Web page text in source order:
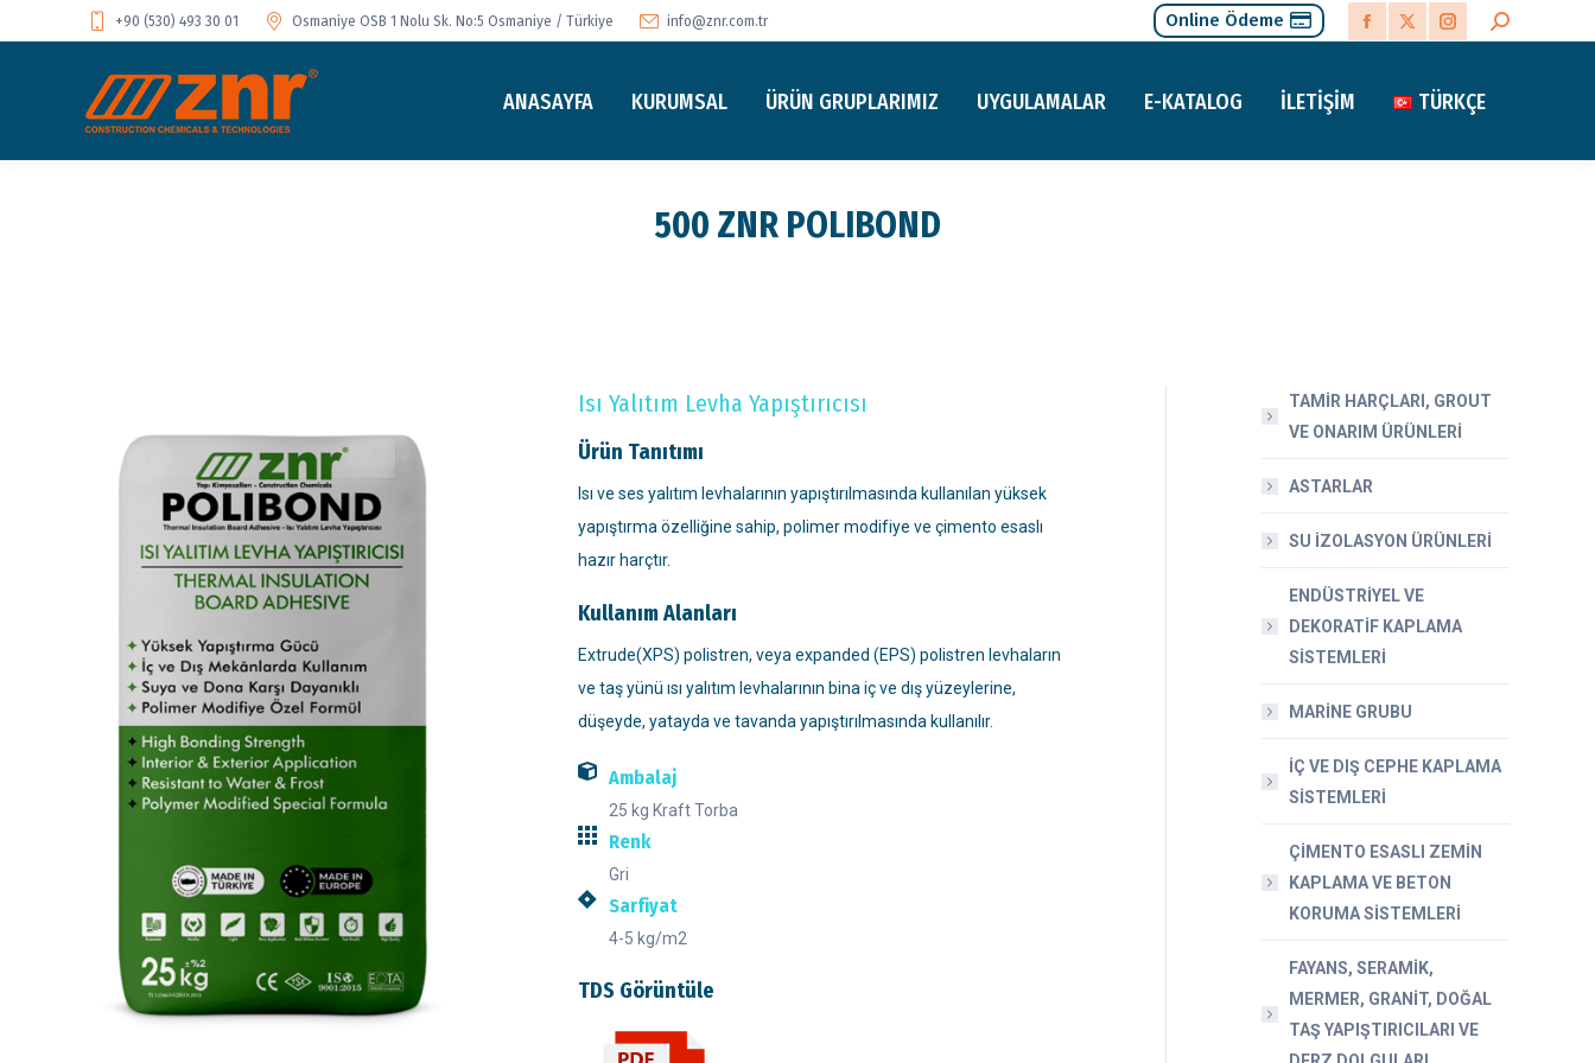
+90 (530) 493 30 01 Osmaniye OSB 1 Nolu Sk. No:5 Osmaniye / Türkiye info@znr.com.tr Online Ödeme
Facebook
opens
X
opens
Instagram
opens
Search:
ANASAYFA KURUMSAL ÜRÜN GRUPLARIMIZ UYGULAMALAR E-KATALOG İLETIŞIM TÜRKÇE
500 ZNR POLIBOND
Isı Yalıtım Levha Yapıştırıcısı
Ürün Tanıtımı
Isı ve ses yalıtım levhalarının yapıştırılmasında kullanılan yüksek
yapıştırma özelliğine sahip, polimer modifiye ve çimento esaslı
hazır harçtır.
Kullanım Alanları
Extrude(XPS) polistren, veya expanded (EPS) polistren levhaların
ve taş yünü ısı yalıtım levhalarının bina iç ve dış yüzeylerine,
düşeyde, yatayda ve tavanda yapıştırılmasında kullanılır.
Ambalaj
25 kg Kraft Torba
Renk
Gri
Sarfiyat
4-5 kg/m2
TDS Görüntüle
TAMİR HARÇLARI, GROUT
VE ONARIM ÜRÜNLERİ
ASTARLAR
SU İZOLASYON ÜRÜNLERİ
ENDÜSTRİYEL VE
DEKORATİF KAPLAMA
SİSTEMLERİ
MARİNE GRUBU
İÇ VE DIŞ CEPHE KAPLAMA
SİSTEMLERİ
ÇİMENTO ESASLI ZEMİN
KAPLAMA VE BETON
KORUMA SİSTEMLERİ
FAYANS, SERAMİK,
MERMER, GRANİT, DOĞAL
TAŞ YAPIŞTIRICILARI VE